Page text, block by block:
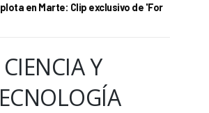
en Marte: Clip exclusivo de 'For
CIENCIA Y